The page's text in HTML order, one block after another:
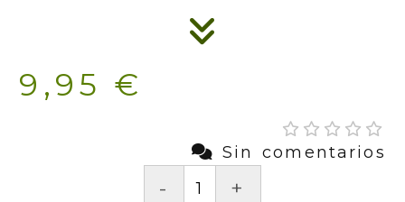
9,95 €
Sin comentarios
- +